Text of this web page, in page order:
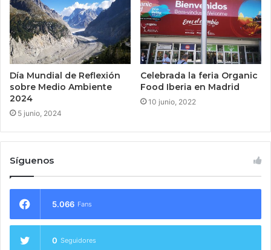
Día Mundial de Reflexión
sobre Medio Ambiente
2024
5 junio, 2024
Celebrada la feria Organic
Food Iberia en Madrid
10 junio, 2022
Síguenos
5.066 Fans
0 Seguidores